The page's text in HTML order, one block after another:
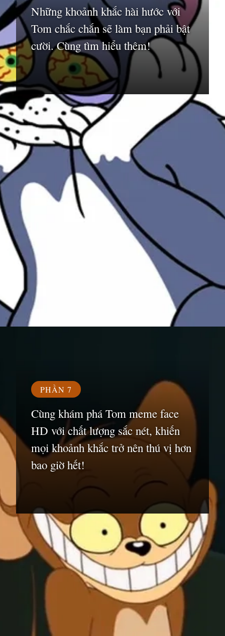
Những khoảnh khắc hài hước với
Tom chắc chắn sẽ làm bạn phải bật
cười. Cùng tìm hiểu thêm!
PHẦN 7
Cùng khám phá Tom meme face
HD với chất lượng sắc nét, khiến
mọi khoảnh khắc trở nên thú vị hơn
bao giờ hết!